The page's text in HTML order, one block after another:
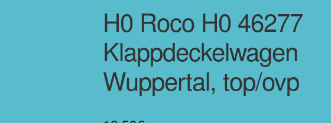
H0 Roco H0 46277
Klappdeckelwagen
Wuppertal, top/ovp